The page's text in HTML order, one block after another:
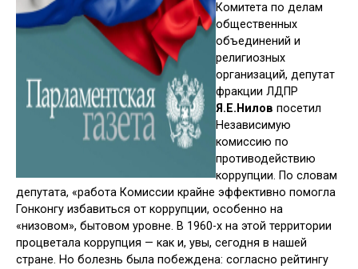
Комитета по делам
общественных
объединений и
религиозных
организаций, депутат
фракции ЛДПР
Я.Е.Нилов посетил
Независимую
комиссию по
противодействию
коррупции. По словам
депутата, «работа Комиссии крайне эффективно помогла
Гонконгу избавиться от коррупции, особенно на
«низовом», бытовом уровне. В 1960-х на этой территории
процветала коррупция — как и, увы, сегодня в нашей
стране. Но болезнь была побеждена: согласно рейтингу